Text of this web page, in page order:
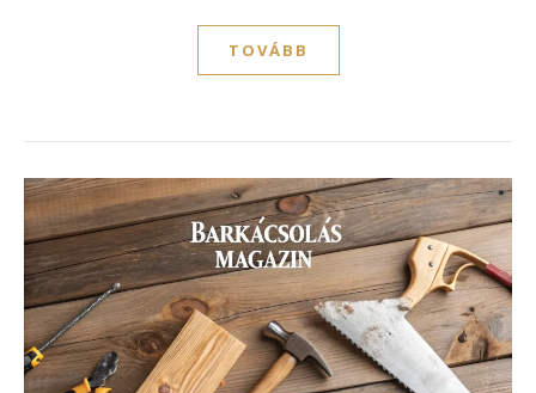
TOVÁBB